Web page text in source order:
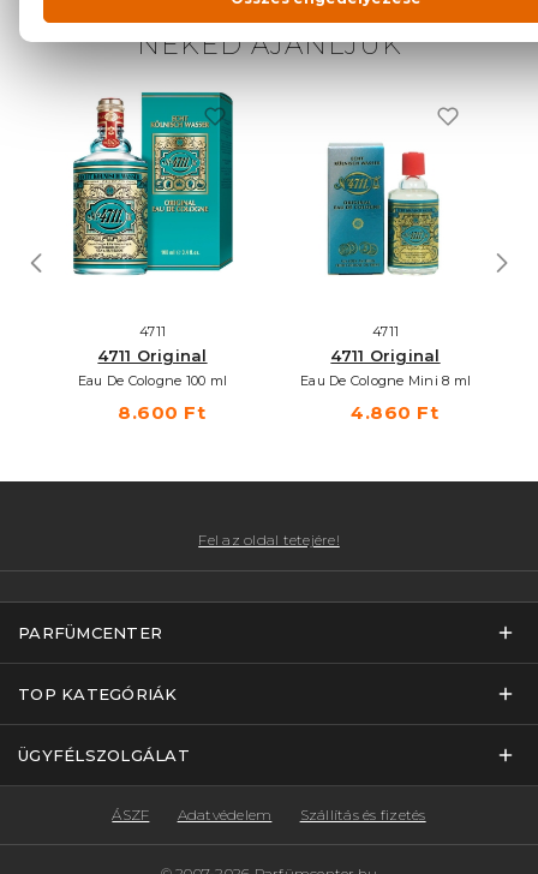
NEKED AJÁNLJUK
4711
4711 Original
Eau De Cologne 100 ml
8.600 Ft
4711
4711 Original
Eau De Cologne Mini 8 ml
4.860 Ft
Fel az oldal tetejére!
PARFÜMCENTER
TOP KATEGÓRIÁK
ÜGYFÉLSZOLGÁLAT
ÁSZF Adatvédelem Szállítás és fizetés